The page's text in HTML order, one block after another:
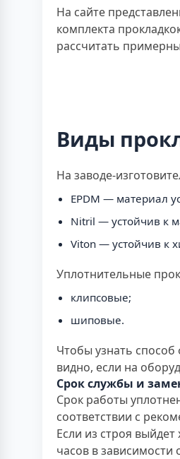
На сайте
комплекта
рассчитать
Виды
На заводе-
EPDM — материал
Nitril — устойчив к
Viton — устойчив к
Уплотнительные
клипсовые;
шиповые.
Чтобы узнать
видно, если на
Срок службы и
Срок работы
соответствии с
Если из строя
часов в